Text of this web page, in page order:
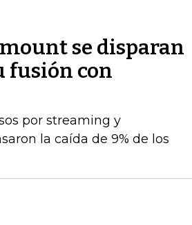
se disparan
fusión con
por streaming y
la caída de 9% de los